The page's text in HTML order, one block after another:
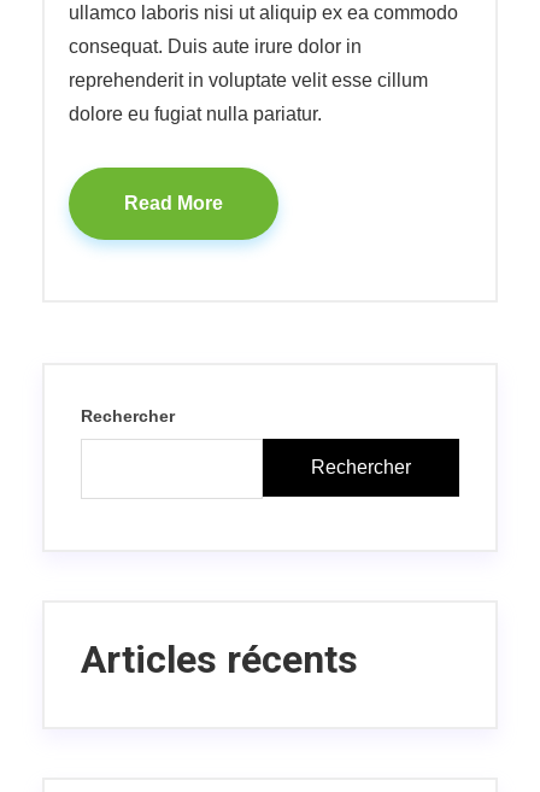
ullamco laboris nisi ut aliquip ex ea commodo
consequat. Duis aute irure dolor in
reprehenderit in voluptate velit esse cillum
dolore eu fugiat nulla pariatur.
Read More
Rechercher
Rechercher
Articles récents